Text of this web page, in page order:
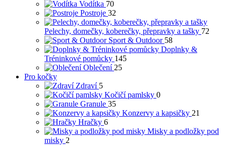
Vodítka 70
Postroje 32
Pelechy, domečky, koberečky, přepravky a tašky 72
Sport & Outdoor 58
Doplnky &
Tréninkové pomůcky 145
Oblečení 25
Pro kočky
Zdraví 5
Kočičí pamlsky 0
Granule 35
Konzervy a kapsičky 21
Hračky 6
Misky a podložky pod
misky 2